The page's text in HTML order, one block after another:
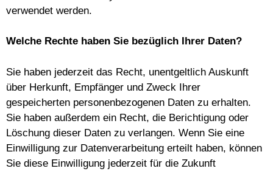
verwendet werden.
Welche Rechte haben Sie bezüglich Ihrer Daten?
Sie haben jederzeit das Recht, unentgeltlich Auskunft
über Herkunft, Empfänger und Zweck Ihrer
gespeicherten personenbezogenen Daten zu erhalten.
Sie haben außerdem ein Recht, die Berichtigung oder
Löschung dieser Daten zu verlangen. Wenn Sie eine
Einwilligung zur Datenverarbeitung erteilt haben, können
Sie diese Einwilligung jederzeit für die Zukunft